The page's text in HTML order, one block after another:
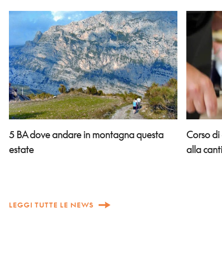
5 BA dove andare in montagna questa
estate
Corso
alla
LEGGI TUTTE LE NEWS